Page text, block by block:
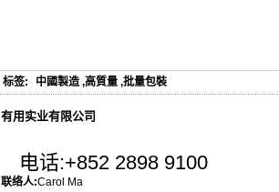
标签: 中國製造,高質量 ,批量包裝
有用实业有限公司
电话:+852 2898 9100
联络人:Carol Ma